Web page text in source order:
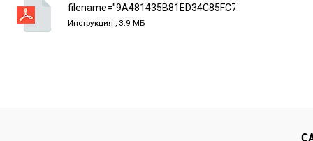
В избранное В наличии
filename="9A481435B81ED34C85FC7B59693E8EB4.pdf
Инструкция , 3.9 МБ